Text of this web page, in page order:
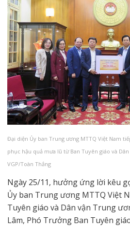
Đại diện Ủy ban Trung ương MTTQ Việt Nam
phục hậu quả mưa lũ từ Ban Tuyên giáo và
VGP/Toàn Thắng
Ngày 25/11, hưởng ứng lời kêu
Ủy ban Trung ương MTTQ Việt
Tuyên giáo và Dân vận Trung
Lâm, Phó Trưởng Ban Tuyên